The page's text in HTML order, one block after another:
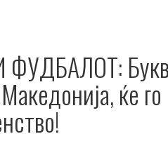
ќе го